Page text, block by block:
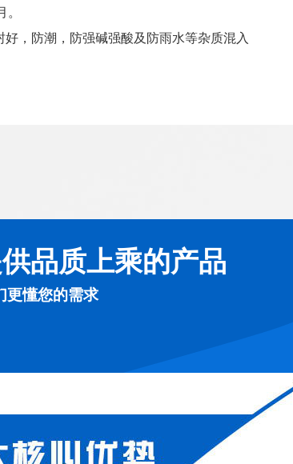
。
，防潮，防强碱强酸及防雨水等杂质混入
品质上乘的产品
更懂您的需求